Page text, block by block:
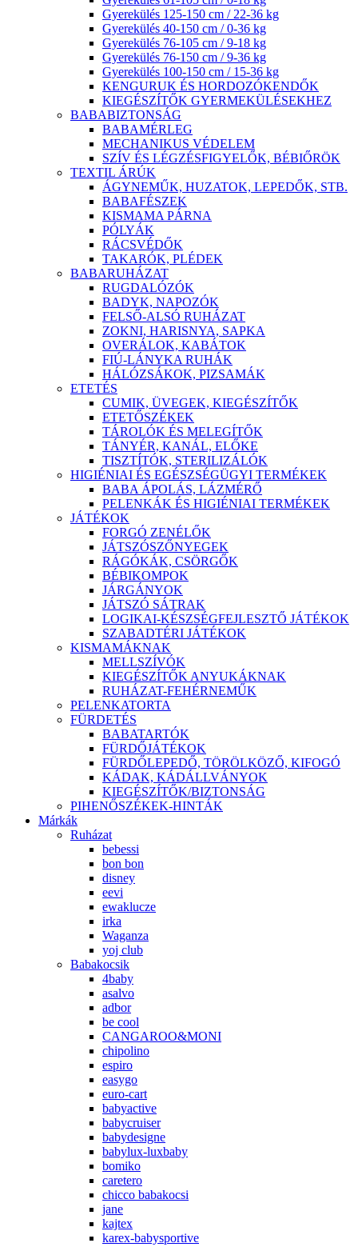
Gyerekülés 125-150 cm / 22-36 kg
Gyerekülés 40-150 cm / 0-36 kg
Gyerekülés 76-105 cm / 9-18 kg
Gyerekülés 76-150 cm / 9-36 kg
Gyerekülés 100-150 cm / 15-36 kg
KENGURUK ÉS HORDOZÓKENDŐK
KIEGÉSZÍTŐK GYERMEKÜLÉSEKHEZ
BABABIZTONSÁG
BABAMÉRLEG
MECHANIKUS VÉDELEM
SZÍV ÉS LÉGZÉSFIGYELŐK, BÉBIŐRÖK
TEXTIL ÁRÚK
ÁGYNEMŰK, HUZATOK, LEPEDŐK, STB.
BABAFÉSZEK
KISMAMA PÁRNA
PÓLYÁK
RÁCSVÉDŐK
TAKARÓK, PLÉDEK
BABARUHÁZAT
RUGDALÓZÓK
BADYK, NAPOZÓK
FELSŐ-ALSÓ RUHÁZAT
ZOKNI, HARISNYA, SAPKA
OVERÁLOK, KABÁTOK
FIÚ-LÁNYKA RUHÁK
HÁLÓZSÁKOK, PIZSAMÁK
ETETÉS
CUMIK, ÜVEGEK, KIEGÉSZÍTŐK
ETETŐSZÉKEK
TÁROLÓK ÉS MELEGÍTŐK
TÁNYÉR, KANÁL, ELŐKE
TISZTÍTÓK, STERILIZÁLÓK
HIGIÉNIAI ÉS EGÉSZSÉGÜGYI TERMÉKEK
BABA ÁPOLÁS, LÁZMÉRŐ
PELENKÁK ÉS HIGIÉNIAI TERMÉKEK
JÁTÉKOK
FORGÓ ZENÉLŐK
JÁTSZÓSZŐNYEGEK
RÁGÓKÁK, CSÖRGŐK
BÉBIKOMPOK
JÁRGÁNYOK
JÁTSZÓ SÁTRAK
LOGIKAI-KÉSZSÉGFEJLESZTŐ JÁTÉKOK
SZABADTÉRI JÁTÉKOK
KISMAMÁKNAK
MELLSZÍVÓK
KIEGÉSZÍTŐK ANYUKÁKNAK
RUHÁZAT-FEHÉRNEMŰK
PELENKATORTA
FÜRDETÉS
BABATARTÓK
FÜRDŐJÁTÉKOK
FÜRDŐLEPEDŐ, TÖRÖLKÖZŐ, KIFOGÓ
KÁDAK, KÁDÁLLVÁNYOK
KIEGÉSZÍTŐK/BIZTONSÁG
PIHENŐSZÉKEK-HINTÁK
Márkák
Ruházat
bebessi
bon bon
disney
eevi
ewaklucze
irka
Waganza
yoj club
Babakocsik
4baby
asalvo
adbor
be cool
CANGAROO&MONI
chipolino
espiro
easygo
euro-cart
babyactive
babycruiser
babydesigne
babylux-luxbaby
bomiko
caretero
chicco babakocsi
jane
kajtex
karex-babysportive